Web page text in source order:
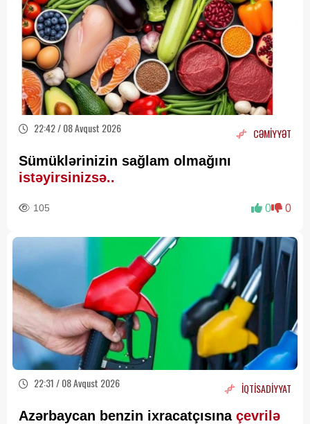
22:42 / 08 Avqust 2026 CƏMİYYƏT
Sümüklərinizin sağlam olmağını
istəyirsinizsə..
105 0 0
22:31 / 08 Avqust 2026 İQTİSADİYYAT
Azərbaycan benzin ixracatçısınaçevrilə